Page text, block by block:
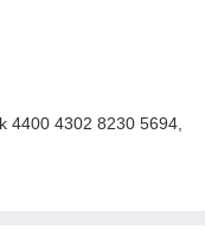
4400 4302 8230 5694,